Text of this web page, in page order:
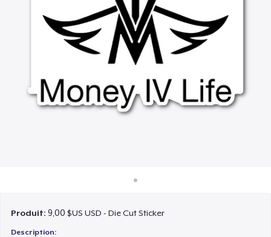
Vendez partout
Vendre n'importe quoi
Produit:9,00 $US USD - Die Cut Sticker
Description: